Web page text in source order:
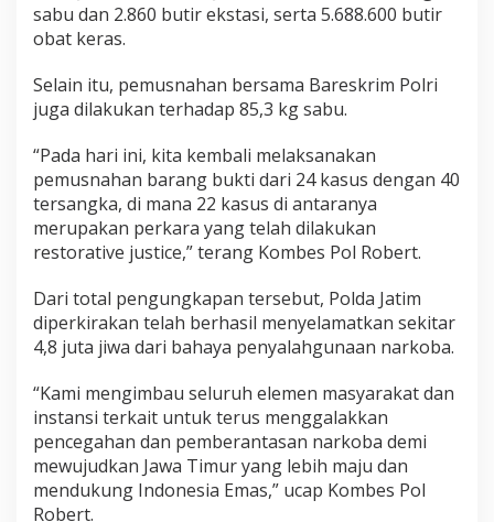
sabu dan 2.860 butir ekstasi, serta 5.688.600 butir
obat keras.
Selain itu, pemusnahan bersama Bareskrim Polri
juga dilakukan terhadap 85,3 kg sabu.
“Pada hari ini, kita kembali melaksanakan
pemusnahan barang bukti dari 24 kasus dengan 40
tersangka, di mana 22 kasus di antaranya
merupakan perkara yang telah dilakukan
restorative justice,” terang Kombes Pol Robert.
Dari total pengungkapan tersebut, Polda Jatim
diperkirakan telah berhasil menyelamatkan sekitar
4,8 juta jiwa dari bahaya penyalahgunaan narkoba.
“Kami mengimbau seluruh elemen masyarakat dan
instansi terkait untuk terus menggalakkan
pencegahan dan pemberantasan narkoba demi
mewujudkan Jawa Timur yang lebih maju dan
mendukung Indonesia Emas,” ucap Kombes Pol
Robert.